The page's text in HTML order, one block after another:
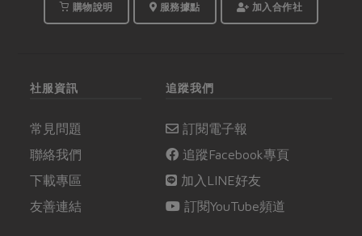
購物說明 服務據點 加入合作社
社服資訊
常見問題
聯絡我們
下載專區
友善連結
追蹤我們
訂閱電子報
追蹤Facebook專頁
加入LINE好友
訂閱YouTube頻道